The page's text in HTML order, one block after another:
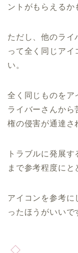
ントがもらえるか
ただし、他のライ
って全く同じアイ
い。
全く同じものをア
ライバーさんから
権の侵害が通達さ
トラブルに発展
まで参考程度にと
アイコンを参考に
ったほうがいいで